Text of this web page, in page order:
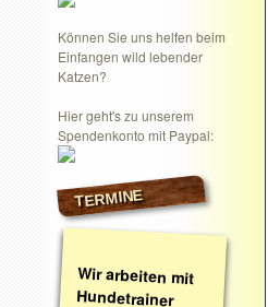
Können Sie uns helfen beim
Einfangen wild lebender
Katzen?
Hier geht's zu unserem
Spendenkonto mit Paypal:
TERMINE
Wir arbeiten mit
Hundetrainer
David Weth von
canis intellectus